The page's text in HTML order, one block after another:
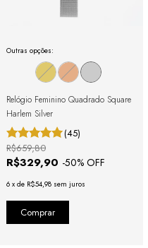
Outras opções:
Relógio Feminino Quadrado Square
Harlem Silver
(45)
R$329,90 -50% OFF
R$659,80
6 x de R$54,98 sem juros